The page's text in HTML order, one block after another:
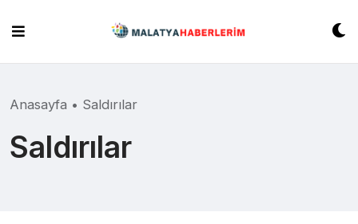
content
Anasayfa • Saldırılar
Saldırılar